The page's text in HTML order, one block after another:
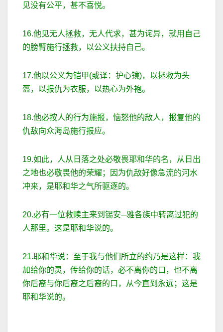
见没有公平，甚不喜悦。
16.他见无人拯救，无人代求，甚为诧异，就用自己
的膀臂施行拯救，以公义扶持自己。
17.他以公义为铠甲(或译：护心镜)，以拯救为头
盔，以报仇为衣服，以热心为外袍。
18.他必按人的行为施报，恼怒他的敌人，报复他的
仇敌向众海岛施行报应。
19.如此，人从日落之处必敬畏耶和华的名，从日出
之地也必敬畏他的荣耀；因为仇敌好像急流的河水
冲来，是耶和华之气所驱逐的。
20.必有一位救赎主来到锡安─雅各族中转离过犯的
人那里。这是耶和华说的。
21.耶和华说：至于我与他们所立的约乃是这样：我
加给你的灵，传给你的话，必不离你的口，也不离
你后裔与你后裔之后裔的口，从今直到永远；这是
耶和华说的。